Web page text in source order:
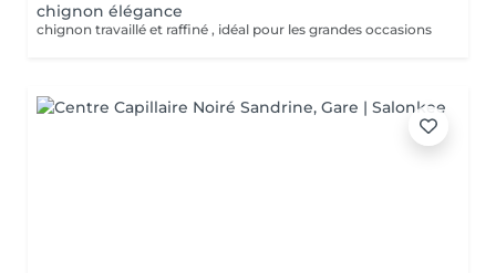
chignon élégance
chignon travaillé et raffiné , idéal pour les grandes occasions